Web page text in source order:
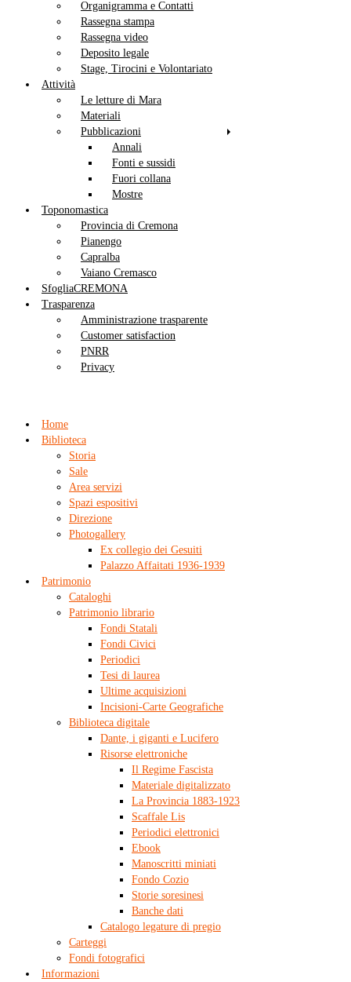
Organigramma e Contatti
Rassegna stampa
Rassegna video
Deposito legale
Stage, Tirocini e Volontariato
Attività
Le letture di Mara
Materiali
Pubblicazioni
Annali
Fonti e sussidi
Fuori collana
Mostre
Toponomastica
Provincia di Cremona
Pianengo
Capralba
Vaiano Cremasco
SfogliaCREMONA
Trasparenza
Amministrazione trasparente
Customer satisfaction
PNRR
Privacy
Home
Biblioteca
Storia
Sale
Area servizi
Spazi espositivi
Direzione
Photogallery
Ex collegio dei Gesuiti
Palazzo Affaitati 1936-1939
Patrimonio
Cataloghi
Patrimonio librario
Fondi Statali
Fondi Civici
Periodici
Tesi di laurea
Ultime acquisizioni
Incisioni-Carte Geografiche
Biblioteca digitale
Dante, i giganti e Lucifero
Risorse elettroniche
Il Regime Fascista
Materiale digitalizzato
La Provincia 1883-1923
Scaffale Lis
Periodici elettronici
Ebook
Manoscritti miniati
Fondo Cozio
Storie soresinesi
Banche dati
Catalogo legature di pregio
Carteggi
Fondi fotografici
Informazioni